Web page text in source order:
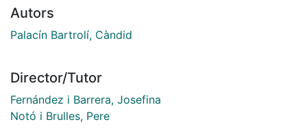
Autors
Palacín Bartrolí, Càndid
Director/Tutor
Fernández i Barrera, Josefina
Notó i Brulles, Pere